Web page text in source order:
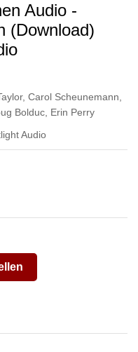
Audio -
(Download)
, Carol Scheunemann
Bolduc Erin Perry
Audio